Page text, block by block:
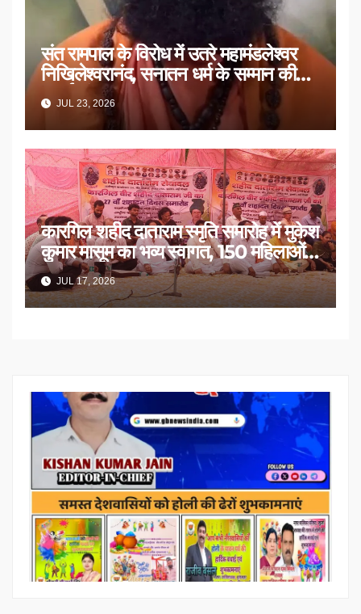
संत रामपाल के विरोध में उतरे महामंडलेश्वर
निखिलेश्वरानंद, सनातन धर्म के सम्मान की
उठाई मांग
JUL 23, 2026
कारगिल शहीद दाताराम स्मृति समारोह में मुकेश
कुमार मासूम का भव्य स्वागत, 150 महिलाओं
का सम्मान
JUL 17, 2026